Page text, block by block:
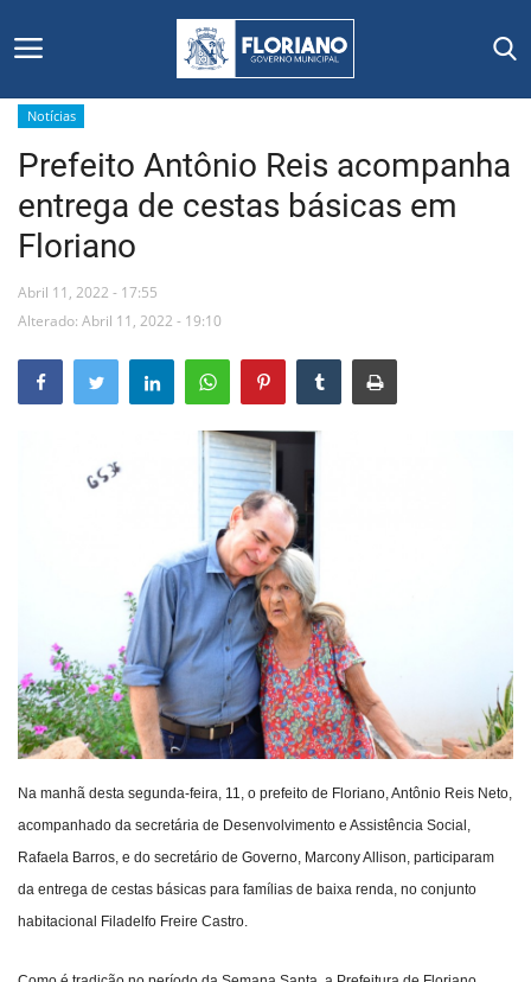
Início
Editais
Floriano
Mural de Licitações
Contato
Notícias
Prefeito Antônio Reis acompanha
entrega de cestas básicas em
Floriano
Abril 11, 2022 - 17:55
Alterado: Abril 11, 2022 - 19:10
Na manhã desta segunda-feira, 11, o prefeito de Floriano, Antônio Reis Neto,
acompanhado da secretária de Desenvolvimento e Assistência Social,
Rafaela Barros, e do secretário de Governo, Marcony Allison, participaram
da entrega de cestas básicas para famílias de baixa renda, no conjunto
habitacional Filadelfo Freire Castro.